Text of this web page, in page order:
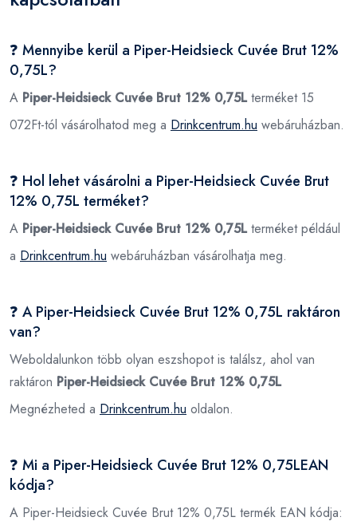
❓ Mennyibe kerül a Piper-Heidsieck Cuvée Brut 12%
0,75L?
A Piper-Heidsieck Cuvée Brut 12% 0,75Lterméket 15
072Ft-tól vásárolhatod meg a Drinkcentrum.hu webáruházban.
❓ Hol lehet vásárolni a Piper-Heidsieck Cuvée Brut
12% 0,75L terméket?
A Piper-Heidsieck Cuvée Brut 12% 0,75Lterméket például
a Drinkcentrum.hu webáruházban vásárolhatja meg.
❓ A Piper-Heidsieck Cuvée Brut 12% 0,75L raktáron
van?
Weboldalunkon több olyan eszshopot is találsz, ahol van
raktáron Piper-Heidsieck Cuvée Brut 12% 0,75L
Megnézheted a Drinkcentrum.hu oldalon.
❓ Mi a Piper-Heidsieck Cuvée Brut 12% 0,75LEAN
kódja?
A Piper-Heidsieck Cuvée Brut 12% 0,75L termék EAN kódja: